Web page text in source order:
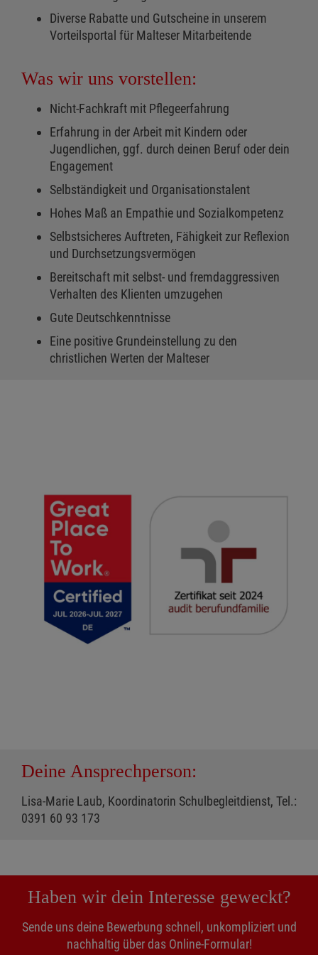
Diverse Rabatte und Gutscheine in unserem
Vorteilsportal für Malteser Mitarbeitende
Was wir uns vorstellen:
Nicht-Fachkraft mit Pflegeerfahrung
Erfahrung in der Arbeit mit Kindern oder
Jugendlichen, ggf. durch deinen Beruf oder dein
Engagement
Selbständigkeit und Organisationstalent
Hohes Maß an Empathie und Sozialkompetenz
Selbstsicheres Auftreten, Fähigkeit zur Reflexion
und Durchsetzungsvermögen
Bereitschaft mit selbst- und fremdaggressiven
Verhalten des Klienten umzugehen
Gute Deutschkenntnisse
Eine positive Grundeinstellung zu den
christlichen Werten der Malteser
Deine Ansprechperson:
Lisa-Marie Laub, Koordinatorin Schulbegleitdienst, Tel.:
0391 60 93 173
Haben wir dein Interesse geweckt?
Sende uns deine Bewerbung schnell, unkompliziert und
nachhaltig über das Online-Formular!